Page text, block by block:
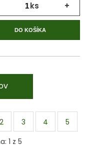
ks +
DO KOŠÍKA
2 3 4
5
1 z 5